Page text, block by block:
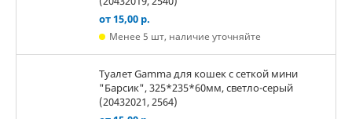
от 15,00 р.
Менее 5 шт, наличие уточняйте
Туалет Gamma для кошек c сеткой мини
"Барсик", 325*235*60мм, светло-серый
(20432021, 2564)